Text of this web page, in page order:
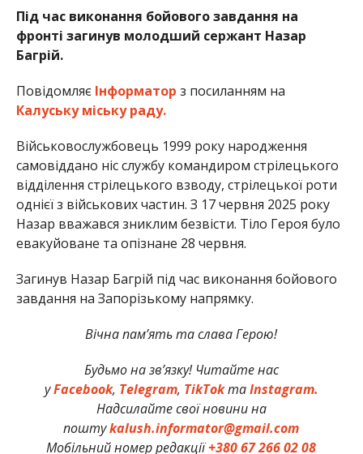
Під час виконання бойового завдання на
фронті загинув молодший сержант Назар
Багрій.
Повідомляє Інформатор з посиланням на
Калуську міську раду.
Військовослужбовець 1999 року народження
самовіддано ніс службу командиром стрілецького
відділення стрілецького взводу, стрілецької роти
однієї з військових частин. З 17 червня 2025 року
Назар вважався зниклим безвісти. Тіло Героя було
евакуйоване та опізнане 28 червня.
Загинув Назар Багрій під час виконання бойового
завдання на Запорізькому напрямку.
Вічна пам’ять та слава Герою!
Будьмо на зв’язку! Читайте нас
уFacebook, Telegram, TikTokтаInstagram.
Надсилайте свої новини на
поштуkalush.informator@gmail.com
Мобільний номер редакції+380 67 266 02 08